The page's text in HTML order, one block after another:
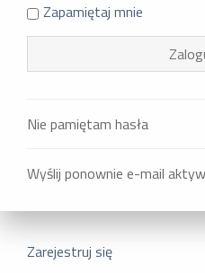
Zapamiętaj mnie
Nie pamiętam hasła
Wyślij ponownie e-mail
Zarejestruj się